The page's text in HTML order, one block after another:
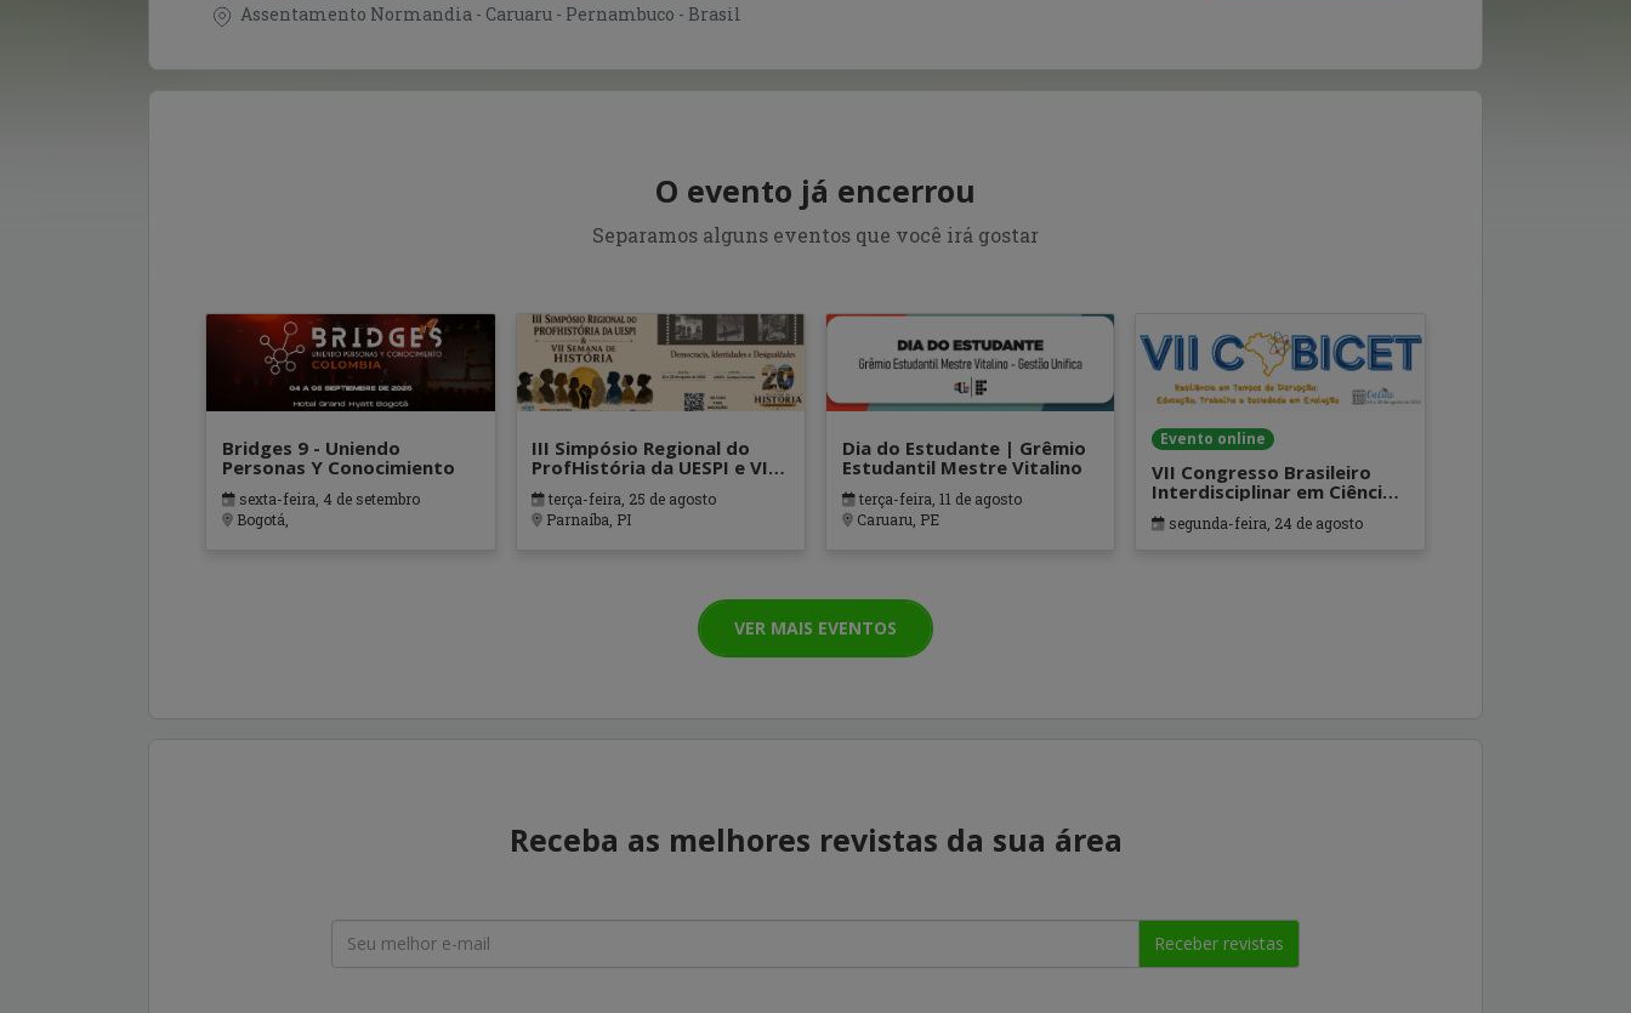
Assentamento Normandia - Caruaru - Pernambuco - Brasil
O evento já encerrou
Separamos alguns eventos que você irá gostar
Bridges 9 - Uniendo
Personas Y Conocimiento
sexta-feira, 4 de setembro
Bogotá,
III Simpósio Regional do
ProfHistória da UESPI e VII
Semana de História
terça-feira, 25 de agosto
Parnaíba, PI
Dia do Estudante | Grêmio
Estudantil Mestre Vitalino
terça-feira, 11 de agosto
Caruaru, PE
Evento online
VII Congresso Brasileiro
Interdisciplinar em Ciência e
Tecnologia
segunda-feira, 24 de agosto
VER MAIS EVENTOS
Receba as melhores revistas da sua área
Receber revistas